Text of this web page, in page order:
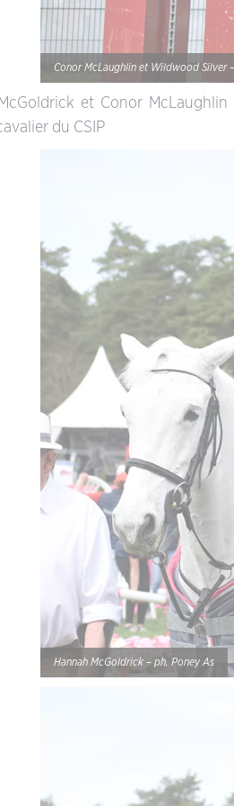
Conor McLaughlin et Wildwood Silver
et Conor
du CSIP
Hannah McGoldrick – ph. Poney As